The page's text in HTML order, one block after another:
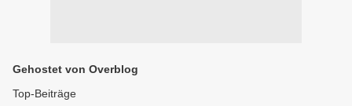
Gehostet von Overblog
Top-Beiträge